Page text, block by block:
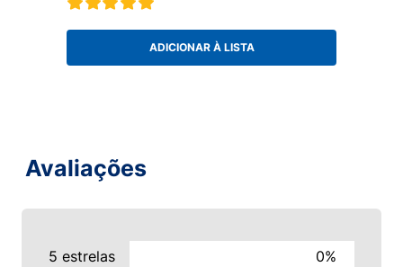
ADICIONAR À LISTA
Avaliações
5 estrelas 0%